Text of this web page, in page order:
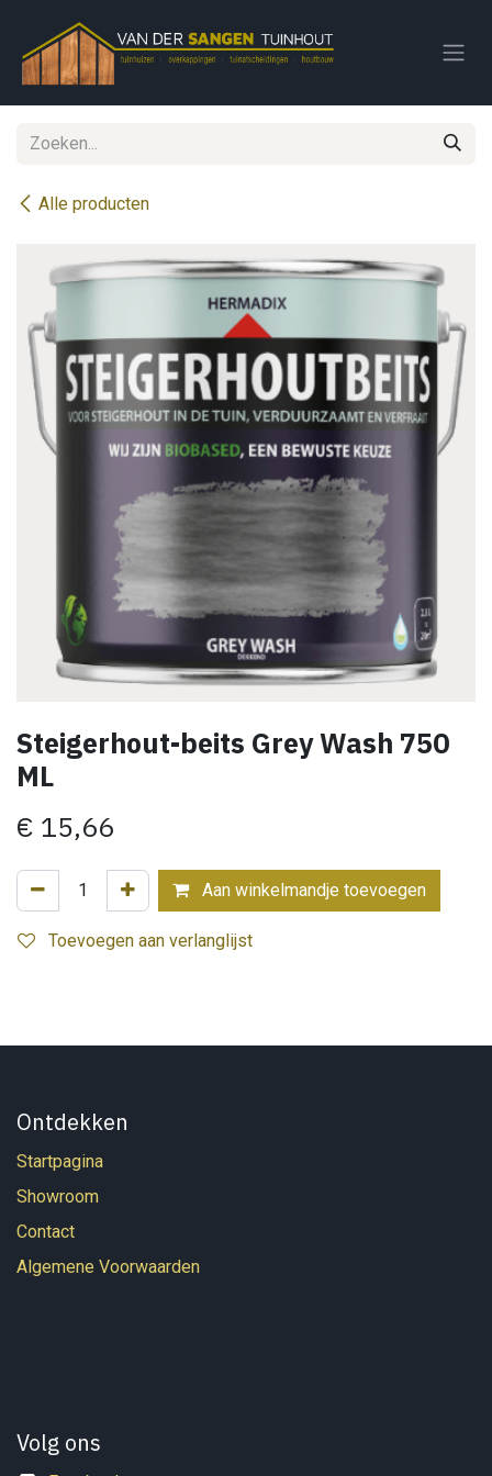
Alle producten
Steigerhout-beits Grey Wash 750
ML
€ 15,66
Aan winkelmandje toevoegen
Toevoegen aan verlanglijst
Ontdekken
Startpagina
Showroom
Contact
Algemene Voorwaarden
Volg ons